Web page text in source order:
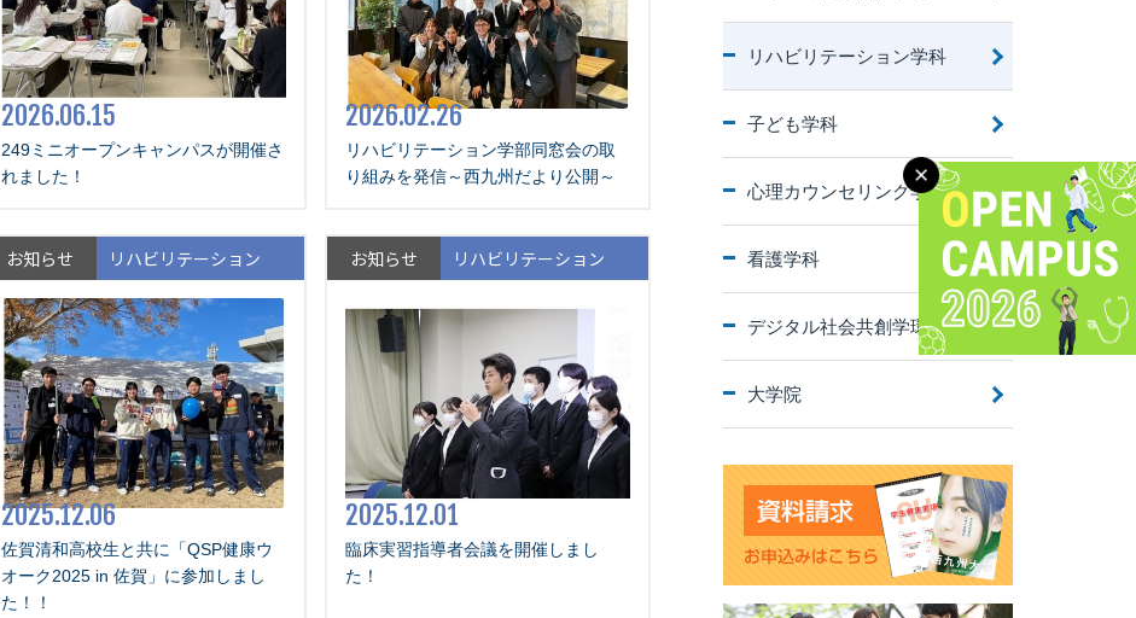
2026.06.15
249ミニオープンキャンパスが開催さ
れました！
2026.02.26
リハビリテーション学部同窓会の取
り組みを発信～西九州だより公開～
お知らせ リハビリテーション
2025.12.06
佐賀清和高校生と共に「QSP健康ウ
オーク2025 in 佐賀」に参加しまし
た！！
お知らせ リハビリテーション
2025.12.01
臨床実習指導者会議を開催しまし
た！
リハビリテーション学科
子ども学科
心理カウンセリング学科
看護学科
デジタル社会共創学環
大学院